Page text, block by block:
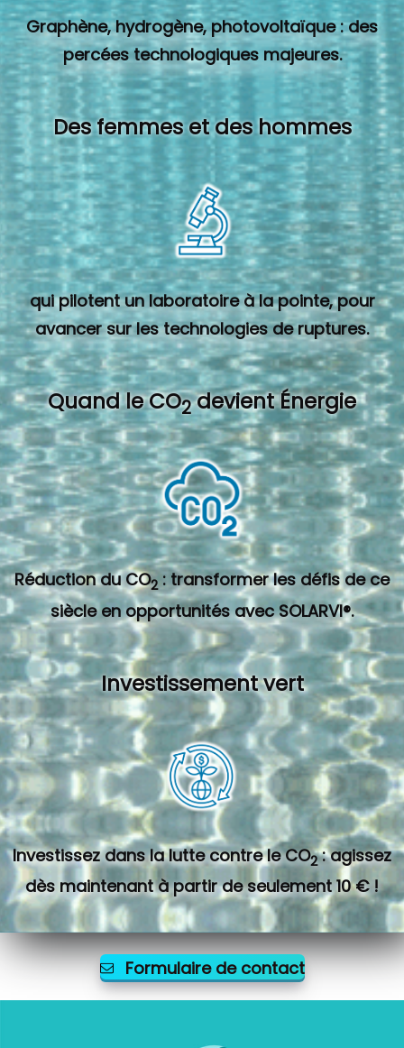
Graphène, hydrogène, photovoltaïque : des
percées technologiques majeures.
Des femmes et des hommes
qui pilotent un laboratoire à la pointe, pour
avancer sur les technologies de ruptures.
Quand le CO2devient Énergie
Réduction du CO2 : transformer les défis de ce
siècle en opportunités avec SOLARVI®.
Investissement vert
Investissez dans la lutte contre le CO2 : agissez
dès maintenant à partir de seulement 10 € !
Formulaire de contact